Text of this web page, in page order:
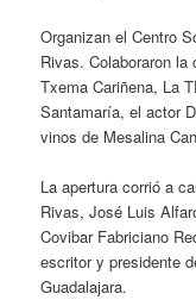
Organizan el Centro
Rivas. Colaboraron
Txema Cariñena, La
Santamaría, el actor
vinos de Mesalina
La apertura corrió a
Rivas, José Luis
Covibar Fabriciano
escritor y presidente
Guadalajara.